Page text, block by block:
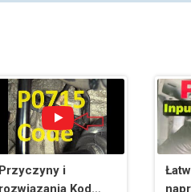
Przyczyny i
rozwiązania Kod